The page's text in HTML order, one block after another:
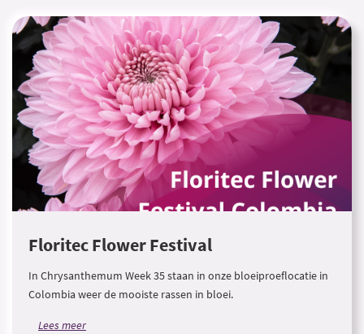
Floritec Flower Festival
In Chrysanthemum Week 35 staan in onze bloeiproeflocatie in
Colombia weer de mooiste rassen in bloei.
Lees meer